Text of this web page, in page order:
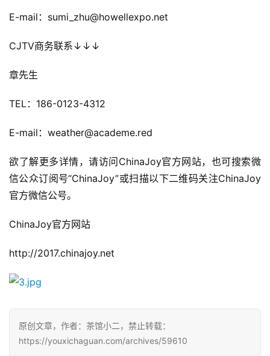
)
E-mail：sumi_zhu@howellexpo.net
CJTV商务联系↓↓↓
章先生
TEL：186-0123-4312
E-mail：weather@academe.red
欲了解更多详情，请访问ChinaJoy官方网站，也可搜索微
信公众订阅号“ChinaJoy”或扫描以下二维码关注ChinaJoy
官方微信公号。
ChinaJoy官方网站
http://2017.chinajoy.net
原创文章，作者：茶馆小二，禁止转载：
https://youxichaguan.com/archives/59610